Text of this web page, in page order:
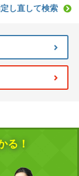
し直して検索
る！